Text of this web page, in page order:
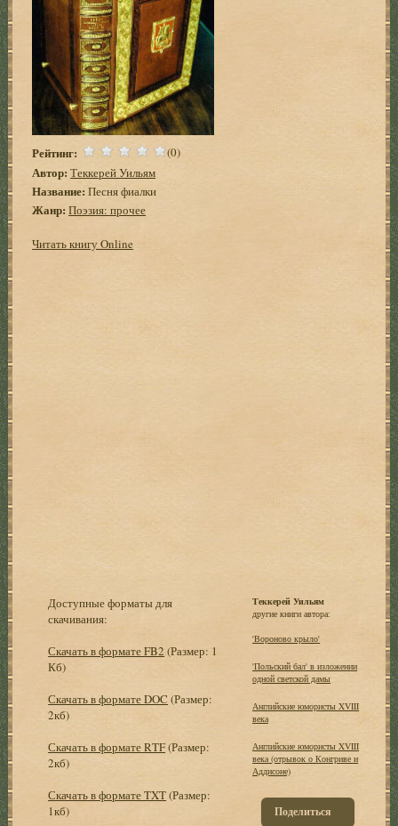
Рейтинг: (0)
Автор: Теккерей Уильям
Название: Песня фиалки
Жанр: Поэзия: прочее
Читать книгу Online
Доступные форматы для
скачивания:
Скачать в формате FB2 (Размер: 1
Кб)
Скачать в формате DOC (Размер:
2кб)
Скачать в формате RTF(Размер:
2кб)
Скачать в формате TXT(Размер:
1кб)
Теккерей Уильям
другие книги автора:
'Вороново крыло'
'Польский бал' в изложении
одной светской дамы
Английские юмористы XVIII
века
Английские юмористы XVIII
века (отрывок о Конгриве и
Аддисоне)
Поделиться